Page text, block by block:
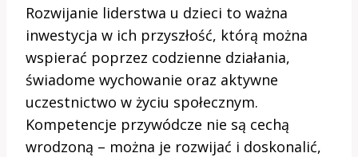
Rozwijanie liderstwa u dzieci to ważna
inwestycja w ich przyszłość, którą można
wspierać poprzez codzienne działania,
świadome wychowanie oraz aktywne
uczestnictwo w życiu społecznym.
Kompetencje przywódcze nie są cechą
wrodzoną – można je rozwijać i doskonalić,